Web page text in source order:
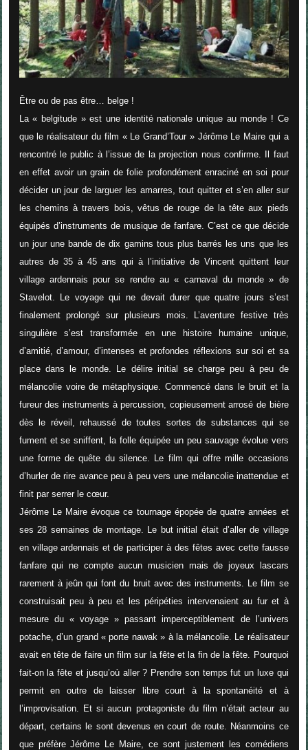
Être ou de pas être… belge !
La « belgitude » est une identité nationale unique au monde ! Ce
que le réalisateur du film « Le Grand’Tour » Jérôme Le Maire qui a
rencontré le public à l’issue de la projection nous confirme. Il faut
en effet avoir un grain de folie profondément enraciné en soi pour
décider un jour de larguer les amarres, tout quitter et s’en aller sur
les chemins à travers bois, vêtus de rouge de la tête aux pieds
équipés d’instruments de musique de fanfare. C’est ce que décide
un jour une bande de dix gamins tous plus barrés les uns que les
autres de 35 à 45 ans qui à l’initiative de Vincent quittent leur
village ardennais pour se rendre au « carnaval du monde » de
Stavelot. Le voyage qui ne devait durer que quatre jours s’est
finalement prolongé sur plusieurs mois. L’aventure festive très
singulière s’est transformée en une histoire humaine unique,
d’amitié, d’amour, d’intenses et profondes réflexions sur soi et sa
place dans le monde. Le délire initial se charge peu à peu de
mélancolie voire de métaphysique. Commencé dans le bruit et la
fureur des instruments à percussion, copieusement arrosé de bière
dès le réveil, rehaussé de toutes sortes de substances qui se
fument et se sniffent, la folle équipée un peu sauvage évolue vers
une forme de quête du silence. Le film qui offre mille occasions
d’hurler de rire avance peu à peu vers une mélancolie inattendue et
finit par serrer le cœur.
Jérôme Le Maire évoque ce tournage épopée de quatre années et
ses 28 semaines de montage. Le but initial était d’aller de village
en village ardennais et de participer à des fêtes avec cette fausse
fanfare qui ne compte aucun musicien mais de joyeux lascars
rarement à jeûn qui font du bruit avec des instruments. Le film se
construisait peu à peu et les péripéties intervenaient au fur et à
mesure du « voyage » passant imperceptiblement de l’univers
potache, d’un grand « porte nawak » à la mélancolie. Le réalisateur
avait en tête de faire un film sur la fête et la fin de la fête. Pourquoi
fait-on la fête et jusqu’où aller ? Prendre son temps fut un luxe qui
permit en outre de laisser libre court à la spontanéité et à
l’improvisation. Et si aucun protagoniste du film n’était acteur au
départ, certains le sont devenus en court de route. Néanmoins ce
que préfère Jérôme Le Maire, ce sont justement les comédiens